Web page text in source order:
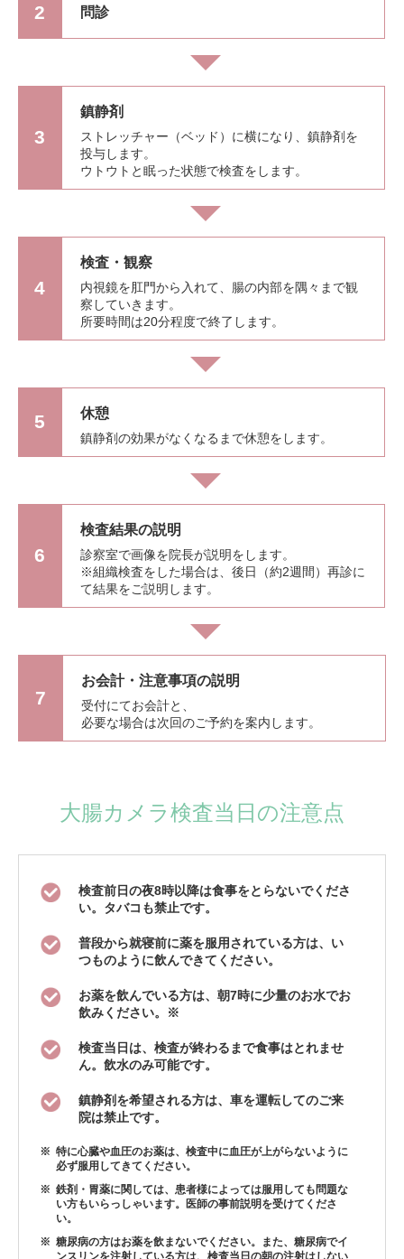
2 問診
3
鎮静剤
ストレッチャー（ベッド）に横になり、鎮静剤を
投与します。
ウトウトと眠った状態で検査をします。
4
検査・観察
内視鏡を肛門から入れて、腸の内部を隅々まで観
察していきます。
所要時間は20分程度で終了します。
5 休憩
鎮静剤の効果がなくなるまで休憩をします。
6
検査結果の説明
診察室で画像を院長が説明をします。
※組織検査をした場合は、後日（約2週間）再診に
て結果をご説明します。
7
お会計・注意事項の説明
受付にてお会計と、
必要な場合は次回のご予約を案内します。
大腸カメラ検査当日の注意点
検査前日の夜8時以降は食事をとらないでくださ
い。タバコも禁止です。
普段から就寝前に薬を服用されている方は、い
つものように飲んできてください。
お薬を飲んでいる方は、朝7時に少量のお水でお
飲みください。※
検査当日は、検査が終わるまで食事はとれませ
ん。飲水のみ可能です。
鎮静剤を希望される方は、車を運転してのご来
院は禁止です。
特に心臓や血圧のお薬は、検査中に血圧が上がらないように
必ず服用してきてください。
鉄剤・胃薬に関しては、患者様によっては服用しても問題な
い方もいらっしゃいます。医師の事前説明を受けてくださ
い。
糖尿病の方はお薬を飲まないでください。また、糖尿病でイ
ンスリンを注射している方は、検査当日の朝の注射はしない